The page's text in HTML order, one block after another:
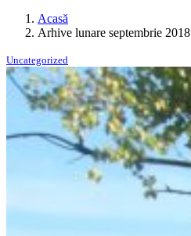
Acasă
Arhive lunare septembrie 2018
Uncategorized